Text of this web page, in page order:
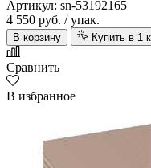
Артикул: sn-53192165
4 550 руб. / упак.
В корзину Купить в 1
Сравнить
В избранное